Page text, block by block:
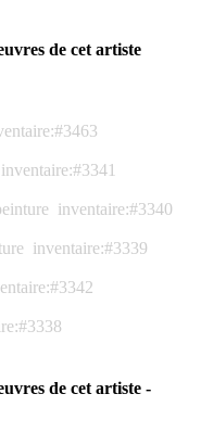
de cet artiste
inventaire:#3341
inventaire:#3340
inventaire:#3339
de cet artiste -